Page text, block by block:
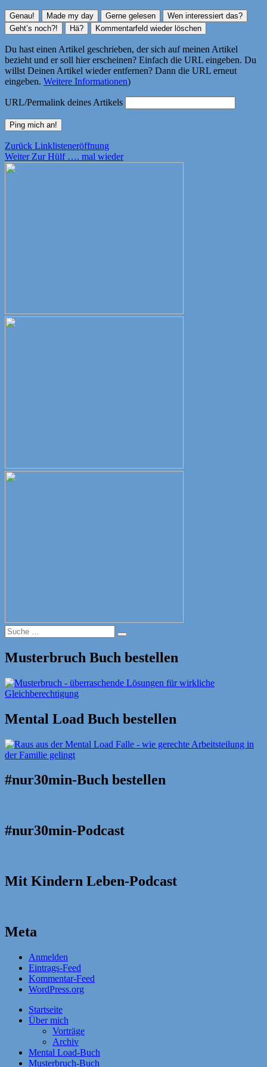
Du hast einen Artikel geschrieben, der sich auf meinen Artikel
bezieht und er soll hier erscheinen? Einfach die URL eingeben. Du
willst Deinen Artikel wieder entfernen? Dann die URL erneut
eingeben. Weitere Informationen)
URL/Permalink deines Artikels
Beitragsnavigation
Zurück Vorheriger
Beitrag:
Linklisteneröffnung
Weiter Nächster
Zur Hülf …. mal wieder
Suche
nach:
Suche
Musterbruch Buch bestellen
Mental Load Buch bestellen
#nur30min-Buch bestellen
#nur30min-Podcast
Mit Kindern Leben-Podcast
Meta
Anmelden
Eintrags-Feed
Kommentar-Feed
WordPress.org
Startseite
Über mich
Vorträge
Archiv
Mental Load-Buch
Musterbruch-Buch